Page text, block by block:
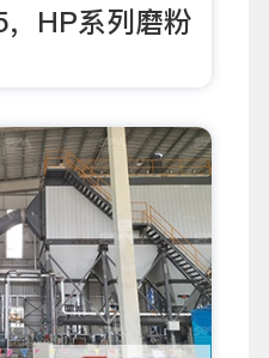
HP系列磨粉